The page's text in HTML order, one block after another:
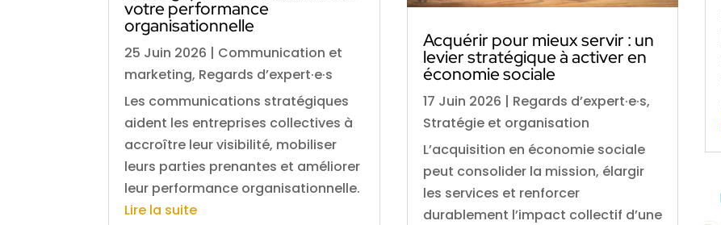
votre performance
organisationnelle
25 Juin 2026 | Communication et
marketing, Regards d’expert·e·s
Les communications stratégiques
aident les entreprises collectives à
accroître leur visibilité, mobiliser
leurs parties prenantes et améliorer
leur performance organisationnelle.
Lire la suite
Acquérir pour mieux servir : un
levier stratégique à activer en
économie sociale
17 Juin 2026 | Regards d’expert·e·s,
Stratégie et organisation
L’acquisition en économie sociale
peut consolider la mission, élargir
les services et renforcer
durablement l’impact collectif d’une